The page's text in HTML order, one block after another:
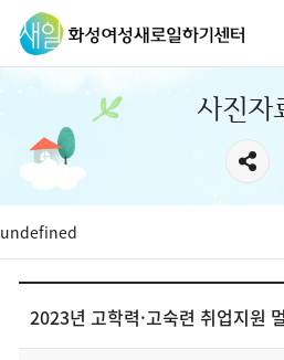
사진자
undefined
2023년 고학력·고숙련 취업지원